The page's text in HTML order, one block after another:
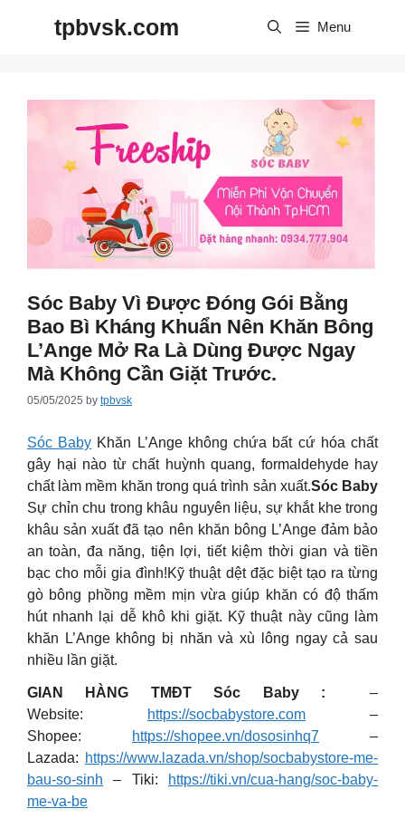
tpbvsk.com Menu
Sóc Baby Vì Được Đóng Gói Bằng
Bao Bì Kháng Khuẩn Nên Khăn Bông
L’Ange Mở Ra Là Dùng Được Ngay
Mà Không Cần Giặt Trước.
05/05/2025 by tpbvsk
Sóc Baby Khăn L’Ange không chứa bất cứ hóa chất
gây hại nào từ chất huỳnh quang, formaldehyde hay
chất làm mềm khăn trong quá trình sản xuất.Sóc Baby
Sự chỉn chu trong khâu nguyên liệu, sự khắt khe trong
khâu sản xuất đã tạo nên khăn bông L’Ange đảm bảo
an toàn, đa năng, tiện lợi, tiết kiệm thời gian và tiền
bạc cho mỗi gia đình!Kỹ thuật dệt đặc biệt tạo ra từng
gò bông phồng mềm mịn vừa giúp khăn có độ thấm
hút nhanh lại dễ khô khi giặt. Kỹ thuật này cũng làm
khăn L’Ange không bị nhăn và xù lông ngay cả sau
nhiều lần giặt.
GIAN HÀNG TMĐT Sóc Baby :
–
Website:
https://socbabystore.com –
Shopee:
https://shopee.vn/dososinhq7 –
Lazada: https://www.lazada.vn/shop/socbabystore-me-
bau-so-sinh – Tiki:
https://tiki.vn/cua-hang/soc-baby-
me-va-be